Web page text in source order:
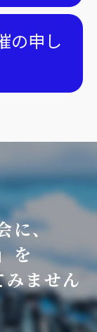
の申し
に、
を
ません